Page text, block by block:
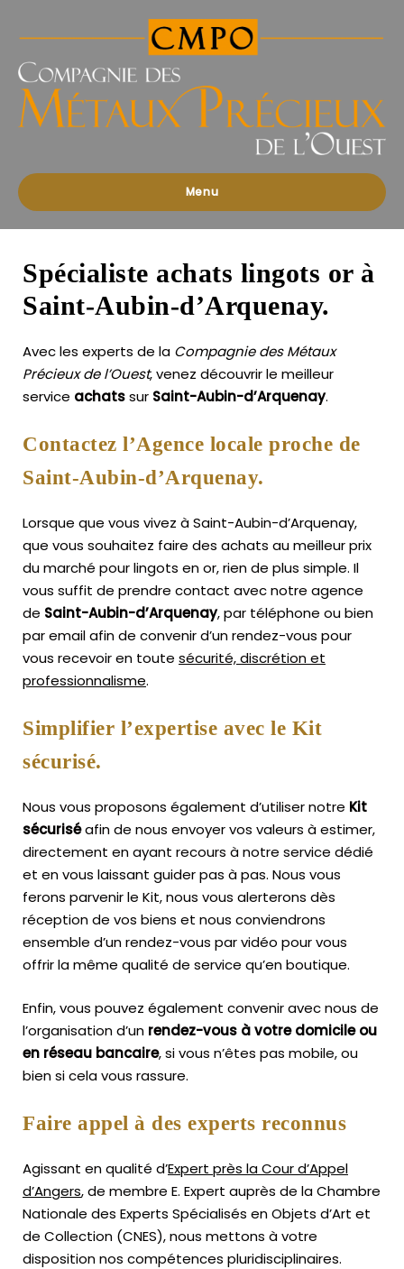
des
Précieux
l'Ouest
Menu
Spécialiste achats lingots or à
Saint-Aubin-d’Arquenay.
Avec les experts de la Compagnie des Métaux
Précieux de l’Ouest, venez découvrir le meilleur
service achatssur Saint-Aubin-d’Arquenay.
Contactez l’Agence locale proche de
Saint-Aubin-d’Arquenay.
Lorsque que vous vivez à Saint-Aubin-d’Arquenay,
que vous souhaitez faire des achats au meilleur prix
du marché pour lingots en or, rien de plus simple. Il
vous suffit de prendre contact avec notre agence
de Saint-Aubin-d’Arquenay, par téléphone ou bien
par email afin de convenir d’un rendez-vous pour
vous recevoir en toute sécurité, discrétion et
professionnalisme.
Simplifier l’expertise avec le Kit
sécurisé.
Nous vous proposons également d’utiliser notre Kit
sécuriséafin de nous envoyer vos valeurs à estimer,
directement en ayant recours à notre service dédié
et en vous laissant guider pas à pas. Nous vous
ferons parvenir le Kit, nous vous alerterons dès
réception de vos biens et nous conviendrons
ensemble d’un rendez-vous par vidéo pour vous
offrir la même qualité de service qu’en boutique.
Enfin, vous pouvez également convenir avec nous de
l’organisation d’un rendez-vous à votre domicile ou
en réseau bancaire, si vous n’êtes pas mobile, ou
bien si cela vous rassure.
Faire appel à des experts reconnus
Agissant en qualité d’Expert près la Cour d’Appel
d’Angers, de membre E. Expert auprès de laChambre
Nationale des Experts Spécialisés en Objets d’Art et
de Collection (CNES),nous mettons à votre
disposition nos compétences pluridisciplinaires.